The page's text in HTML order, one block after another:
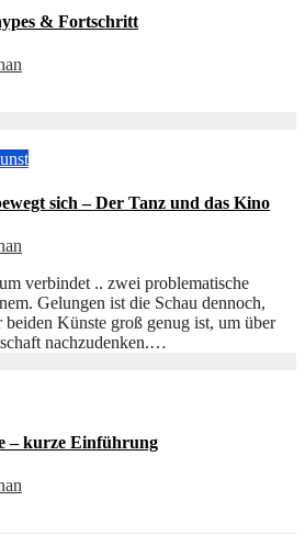
& Fortschritt
sich – Der Tanz und das Kino
verbindet .. zwei problematische
Gelungen ist die Schau dennoch,
Künste groß genug ist, um über
nachzudenken.…
– kurze Einführung